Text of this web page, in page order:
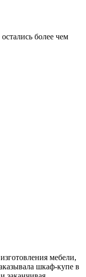
более чем
мебели,
шкаф-купе в